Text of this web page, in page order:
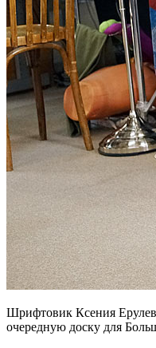
Шрифтовик Ксения
очередную доску для